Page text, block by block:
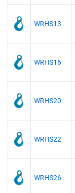
WRHS13
WRHS16
WRHS20
WRHS22
WRHS26